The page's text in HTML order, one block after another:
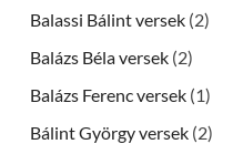
Balassi Bálint versek (2)
Balázs Béla versek (2)
Balázs Ferenc versek (1)
Bálint György versek (2)